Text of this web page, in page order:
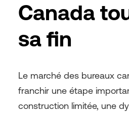
Canada
sa fin
Le marché des bureaux
franchir une étape
construction limitée, une